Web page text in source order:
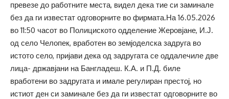
превезе до работните места, видел дека тие си заминале
без да ги известат одговорните во фирмата.На 16.05.2026
во 11:50 часот во Полициското одделение Жеровјане, И.Ј.
од село Челопек, вработен во земјоделска задруга во
истото село, пријави дека од задругата се оддалечиле две
лица- државјани на Бангладеш. К.А. и П.Д. биле
вработени во задругата и имале регулиран престој, но
истиот ден си заминале без да ги известат одговорните во